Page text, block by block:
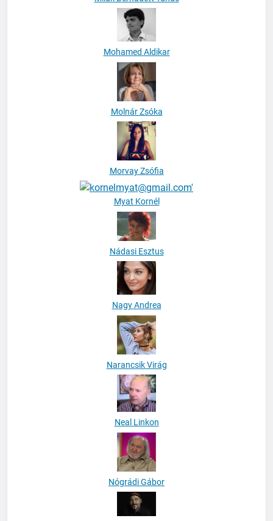
Mohamed Aldikar
Molnár Zsóka
Morvay Zsófia
Myat Kornél
Nádasi Esztus
Nagy Andrea
Narancsik Virág
Neal Linkon
Nógrádi Gábor